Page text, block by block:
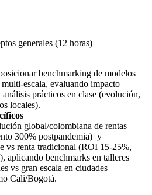
generales (12 horas)
benchmarking de modelos
multi-escala, evaluando impacto
prácticos en clase (evolución,
locales).
global/colombiana de rentas
300% postpandemia) y
vs renta tradicional (ROI 15-25%,
aplicando benchmarks en talleres
vs gran escala en ciudades
Cali/Bogotá.